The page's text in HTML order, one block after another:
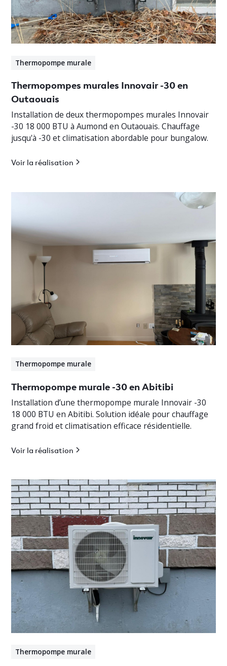
Thermopompe murale
Thermopompes murales Innovair -30 en
Outaouais
Installation de deux thermopompes murales Innovair
-30 18 000 BTU à Aumond en Outaouais. Chauffage
jusqu'à -30 et climatisation abordable pour bungalow.
Voir la réalisation
Thermopompe murale
Thermopompe murale -30 en Abitibi
Installation d’une thermopompe murale Innovair -30
18 000 BTU en Abitibi. Solution idéale pour chauffage
grand froid et climatisation efficace résidentielle.
Voir la réalisation
Thermopompe murale